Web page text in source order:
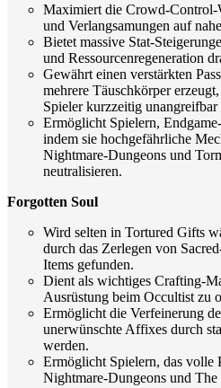
Maximiert die Crowd-Control-
und Verlangsamungen auf
Bietet massive Stat-
und Ressourcenregeneration
Gewährt einen verstärkten
mehrere Täuschkörper
Spieler kurzzeitig unangreifbar
Ermöglicht Spielern,
indem sie hochgefährliche
Nightmare-Dungeons und
neutralisieren.
Forgotten Soul
Wird selten in Tortured Gifts
durch das Zerlegen von
Items gefunden.
Dient als wichtiges Crafting-
Ausrüstung beim Occultist zu
Ermöglicht die Verfeinerung
unerwünschte Affixes durch
werden.
Ermöglicht Spielern, das volle
Nightmare-Dungeons und The